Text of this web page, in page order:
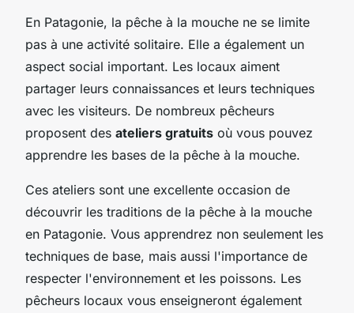
En Patagonie, la pêche à la mouche ne se limite
pas à une activité solitaire. Elle a également un
aspect social important. Les locaux aiment
partager leurs connaissances et leurs techniques
avec les visiteurs. De nombreux pêcheurs
proposent des ateliers gratuits où vous pouvez
apprendre les bases de la pêche à la mouche.
Ces ateliers sont une excellente occasion de
découvrir les traditions de la pêche à la mouche
en Patagonie. Vous apprendrez non seulement les
techniques de base, mais aussi l'importance de
respecter l'environnement et les poissons. Les
pêcheurs locaux vous enseigneront également